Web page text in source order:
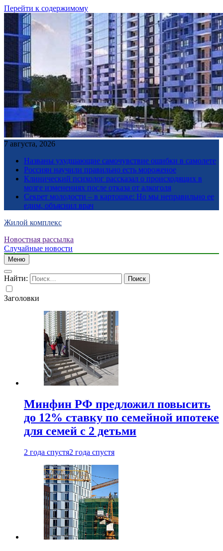
Перейти к содержимому
7 августа, 2026
Названы ухудшающие самочувствие ошибки в самолете
Россиян научили правильно есть мороженое
Клинический психолог рассказал о происходящих в
мозге изменениях после отказа от алкоголя
Секрет молодости – в картошке: Но мы неправильно ее
едим, объяснил врач
Жилой комплекс
Новостная рассылка
Случайные новости
Меню
Найти:
Заголовки
Минфин РФ предложил повысить
до 12% ставку по семейной ипотеке
для семей с 2 детьми
2 года спустя2 года спустя